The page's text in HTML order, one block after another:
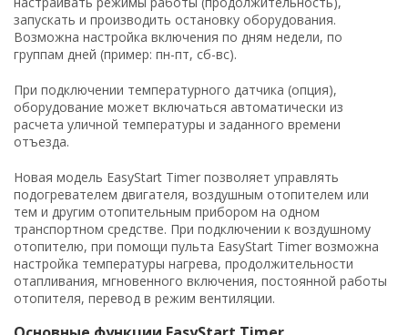
запускать и производить остановку оборудования.
Возможна настройка включения по дням недели, по
группам дней (пример: пн-пт, сб-вс).
При подключении температурного датчика (опция),
оборудование может включаться автоматически из
расчета уличной температуры и заданного времени
отъезда.
Новая модель EasyStart Timer позволяет управлять
подогревателем двигателя, воздушным отопителем или
тем и другим отопительным прибором на одном
транспортном средстве. При подключении к воздушному
отопителю, при помощи пульта EasyStart Timer возможна
настройка температуры нагрева, продолжительности
отапливания, мгновенного включения, постоянной работы
отопителя, перевод в режим вентиляции.